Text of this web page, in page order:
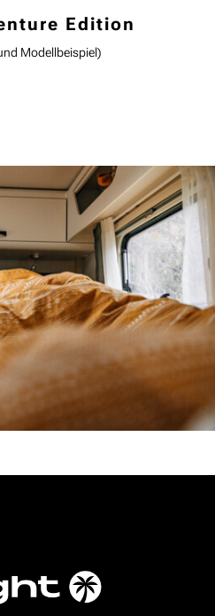
Edition
Modellbeispiel)
Edition
Modellbeispiel)
Edition
Modellbeispiel)